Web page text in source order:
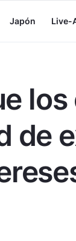
Japón Live-
de